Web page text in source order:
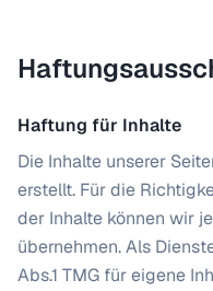
Haftung für Inhalte
Die Inhalte unserer
erstellt. Für die
der Inhalte können wir
übernehmen. Als
Abs.1 TMG für eigene